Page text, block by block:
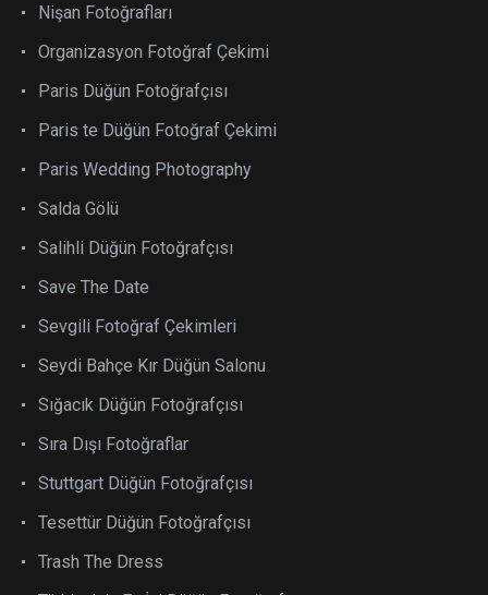
Nişan Fotoğrafları
Organizasyon Fotoğraf Çekimi
Paris Düğün Fotoğrafçısı
Paris te Düğün Fotoğraf Çekimi
Paris Wedding Photography
Salda Gölü
Salihli Düğün Fotoğrafçısı
Save The Date
Sevgili Fotoğraf Çekimleri
Seydi Bahçe Kır Düğün Salonu
Sığacık Düğün Fotoğrafçısı
Sıra Dışı Fotoğraflar
Stuttgart Düğün Fotoğrafçısı
Tesettür Düğün Fotoğrafçısı
Trash The Dress